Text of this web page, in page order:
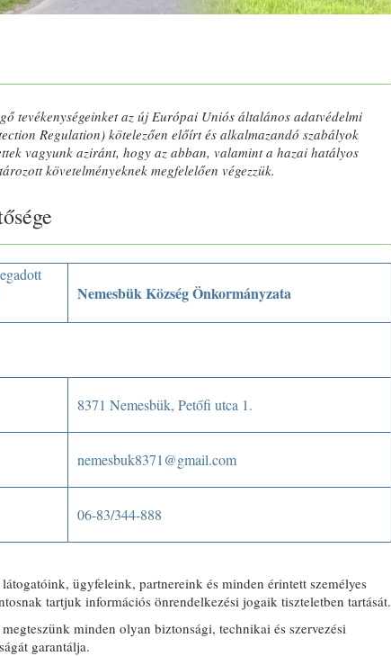
tevékenységeinket az új Európai Uniós általános adatvédelmi
Regulation) kötelezően előírt és alkalmazandó szabályok
vagyunk aziránt, hogy az abban, valamint a hazai hatályos
követelményeknek megfelelően végezzük.
Nemesbük Község Önkormányzata
8371 Nemesbük, Petőfi utca 1.
nemesbuk8371@gmail.com
06-83/344-888
ügyfeleink, partnereink és minden érintett személyes
tartjuk információs önrendelkezési jogaik tiszteletben tartását.
minden olyan biztonsági, technikai és szervezési
garantálja.